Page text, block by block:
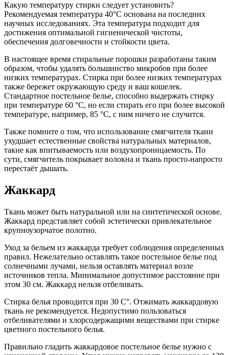
Какую температуру стирки следует установить?
Рекомендуемая температура 40°C основана на последних
научных исследованиях. Эта температура подходит для
достижения оптимальной гигиенической чистоты,
обеспечения долговечности и стойкости цвета.
В настоящее время стиральные порошки разработаны таким
образом, чтобы удалять большинство микробов при более
низких температурах. Стирка при более низких температурах
также бережет окружающую среду и ваш кошелек.
Стандартное постельное белье, способно выдержать стирку
при температуре 60 °C, но если стирать его при более высокой
температуре, например, 85 °C, с ним ничего не случится.
Также помните о том, что использование смягчителя ткани
ухудшает естественные свойства натуральных материалов,
такие как впитываемость или воздухопроницаемость. По
сути, смягчитель покрывает волокна и ткань просто-напросто
перестаёт дышать.
Жаккард
Ткань может быть натуральной или на синтетической основе.
Жаккард представляет собой эстетически привлекательное
крупноузорчатое полотно.
Уход за бельем из жаккарда требует соблюдения определенных
правил. Нежелательно оставлять такое постельное белье под
солнечными лучами, нельзя оставлять материал возле
источников тепла. Минимальное допустимое расстояние при
этом 30 см. Жаккард нельзя отбеливать.
Стирка белья проводится при 30 C°. Отжимать жаккардовую
ткань не рекомендуется. Недопустимо пользоваться
отбеливателями и хлорсодержащими веществами при стирке
цветного постельного белья.
Правильно гладить жаккардовое постельное белье нужно с